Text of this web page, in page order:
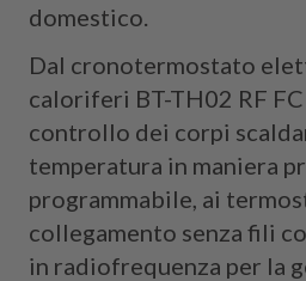
domestico.
Dal cronotermostato
caloriferi BT-TH02 RF
controllo dei corpi
temperatura in maniera
programmabile, ai
collegamento senza fili
in radiofrequenza per la